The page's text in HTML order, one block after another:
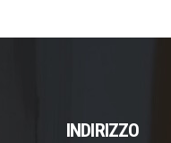
INDIRIZZO